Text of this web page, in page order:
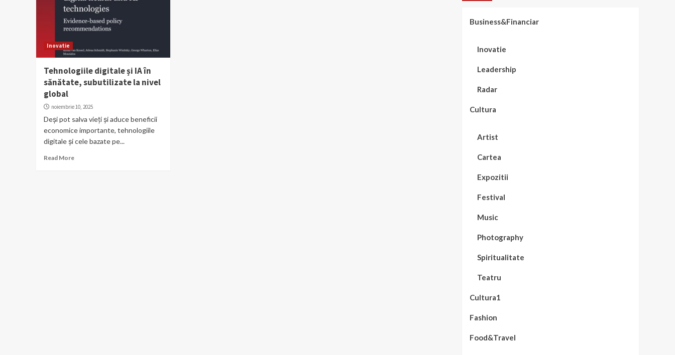
Inovatie
Tehnologiile digitale și IA în
sănătate, subutilizate la nivel
global
noiembrie 10, 2025
Deși pot salva vieți și aduce beneficii
economice importante, tehnologiile
digitale și cele bazate pe...
Read More
Business&Financiar
Inovatie
Leadership
Radar
Cultura
Artist
Cartea
Expozitii
Festival
Music
Photography
Spiritualitate
Teatru
Cultura1
Fashion
Food&Travel